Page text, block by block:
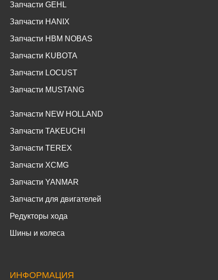
Запчасти GEHL
Запчасти HANIX
Запчасти HBM NOBAS
Запчасти KUBOTA
Запчасти LOCUST
Запчасти MUSTANG
Запчасти NEW HOLLAND
Запчасти TAKEUCHI
Запчасти TEREX
Запчасти XCMG
Запчасти YANMAR
Запчасти для двигателей
Редукторы хода
Шины и колеса
ИНФОРМАЦИЯ